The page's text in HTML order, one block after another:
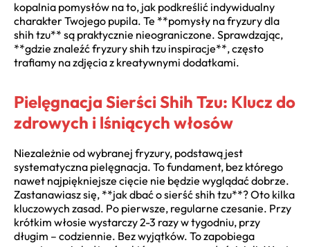
kopalnia pomysłów na to, jak podkreślić indywidualny
charakter Twojego pupila. Te **pomysły na fryzury dla
shih tzu** są praktycznie nieograniczone. Sprawdzając,
**gdzie znaleźć fryzury shih tzu inspiracje**, często
trafiamy na zdjęcia z kreatywnymi dodatkami.
Pielęgnacja Sierści Shih Tzu: Klucz do
zdrowych i lśniących włosów
Niezależnie od wybranej fryzury, podstawą jest
systematyczna pielęgnacja. To fundament, bez którego
nawet najpiękniejsze cięcie nie będzie wyglądać dobrze.
Zastanawiasz się, **jak dbać o sierść shih tzu**? Oto kilka
kluczowych zasad. Po pierwsze, regularne czesanie. Przy
krótkim włosie wystarczy 2-3 razy w tygodniu, przy
długim – codziennie. Bez wyjątków. To zapobiega